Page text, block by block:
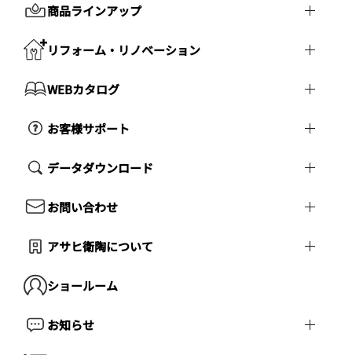
商品ラインアップ
リフォーム・リノベーション
WEBカタログ
お客様サポート
データダウンロード
お問い合わせ
アサヒ衛陶について
ショールーム
お知らせ